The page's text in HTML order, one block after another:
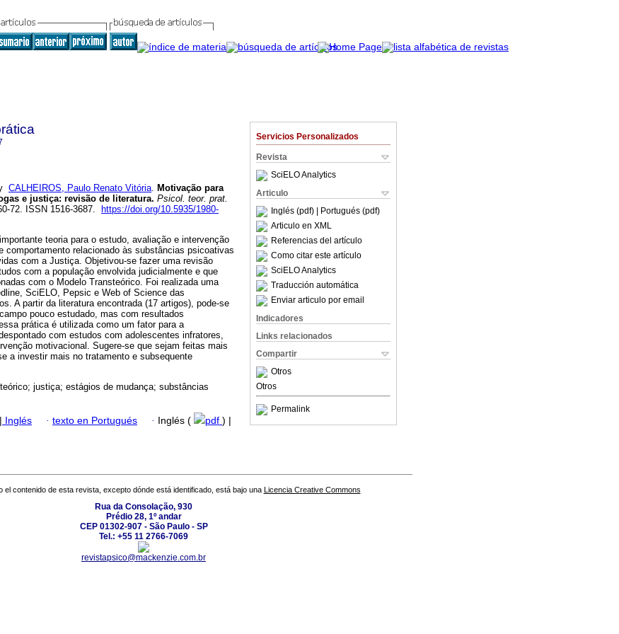
Servicios Personalizados
Revista
SciELO Analytics
Articulo
Inglés (pdf)
| Portugués (pdf)
Articulo en XML
Referencias del artículo
Como citar este artículo
SciELO Analytics
Traducción automática
Enviar articulo por email
Indicadores
Links relacionados
Compartir
Otros
Otros
Permalink
CALHEIROS, Paulo Renato Vitória. Motivação para
e justiça: revisão de literatura. Psicol. teor. prat.
72. ISSN 1516-3687.
https://doi.org/10.5935/1980-
teoria para o estudo, avaliação e intervenção
comportamento relacionado às substâncias psicoativas
com a Justiça. Objetivou-se fazer uma revisão
com a população envolvida judicialmente e que
com o Modelo Transteórico. Foi realizada uma
SciELO, Pepsic e Web of Science das
A partir da literatura encontrada (17 artigos), pode-se
pouco estudado, mas com resultados
prática é utilizada como um fator para a
com estudos com adolescentes infratores,
motivacional. Sugere-se que sejam feitas mais
a investir mais no tratamento e subsequente
justiça; estágios de mudança; substâncias
| Inglés · texto en Portugués · Inglés ( pdf ) |
el contenido de esta revista, excepto dónde está identificado, está bajo una Licencia Creative Commons
Rua da Consolação, 930
Prédio 28, 1º andar
CEP 01302-907 - São Paulo - SP
Tel.: +55 11 2766-7069
revistapsico@mackenzie.com.br